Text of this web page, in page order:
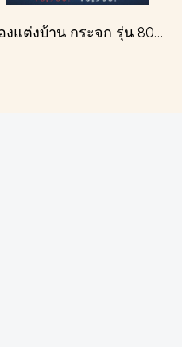
ของแต่งบ้าน กระจก รุ่น 809 สีทองโบราณ